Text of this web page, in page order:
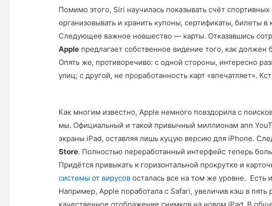
Помимо этого, Siri научилась показывать счёт
организовывать и хранить купоны, сертификаты, билеты
Следующее важное новшество — карты. Отказавшись
Apple предлагает собственное видение того, как
Опять же, противоречиво: с одной стороны, интересно
улиц; с другой, не проработанность карт «впечатляет».
Как многим известно, Apple немного повздорила с
мы. Официальный и такой привычный миллионам апп
экраны iPad, оставляя лишь куцую версию для iPhone.
Store. Полностью переработанный интерфейс теперь
Придётся привыкать к горизонтальной прокрутке и
системы от вирусов осталась все на том же уровне.
Например, Apple поработала с Safari, увеличив кэш в